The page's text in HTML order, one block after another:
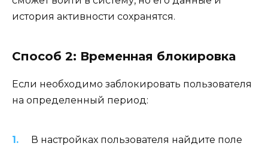
история активности сохранятся.
Способ 2: Временная блокировка
Если необходимо заблокировать пользователя
на определенный период:
В настройках пользователя найдите поле